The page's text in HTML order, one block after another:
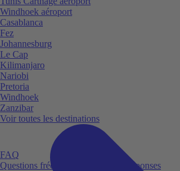
FAQ
Questions fréquemment posées et réponses
Windhoek aéroport
Casablanca
Fez
Johannesburg
Le Cap
Kilimanjaro
Nariobi
Pretoria
Windhoek
Zanzibar
Voir toutes les destinations